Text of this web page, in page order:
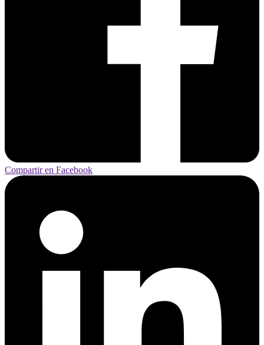
Compartir en Facebook